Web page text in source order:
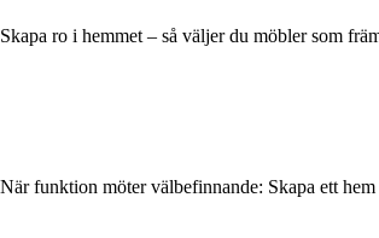
Skapa ro i hemmet – så väljer du möbler som
När funktion möter välbefinnande: Skapa ett hem